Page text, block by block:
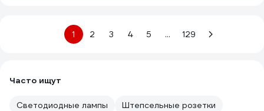
1 2 3 4 5 ... 129
Часто ищут
Светодиодные лампы
Штепсельные розетки